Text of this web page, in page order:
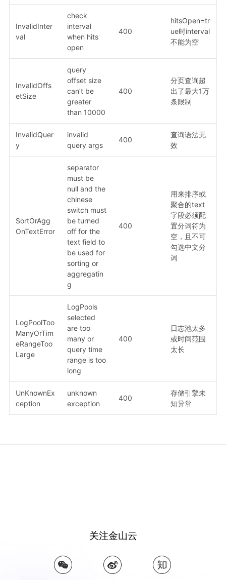
InvalidInter
val
check
interval
when hits
open
400
hitsOpen=tr
ue时interval
不能为空
InvalidOffs
etSize
query
offset size
can’t be
greater
than 10000
400
分页查询超
出了最大1万
条限制
InvalidQuer
y
invalid
query args
400
查询语法无
效
SortOrAgg
OnTextError
separator
must be
null and the
chinese
switch must
be turned
off for the
text field to
be used for
sorting or
aggregatin
g
400
用来排序或
聚合的text
字段必须配
置分词符为
空，且不可
勾选中文分
词
LogPoolToo
ManyOrTim
eRangeToo
Large
LogPools
selected
are too
many or
query time
range is too
long
400
日志池太多
或时间范围
太长
UnKnownEx
ception
unknown
exception
400
存储引擎未
知异常
关注金山云